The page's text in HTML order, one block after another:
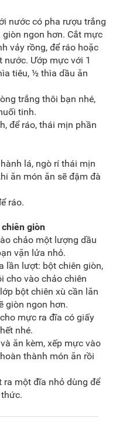
nước có pha rượu trắng
ngon hơn. Cắt mực
vảy rồng, để ráo hoặc
nước. Ướp mực với 1
tiêu, ½ thìa dầu ăn
trắng thôi bạn nhé,
tinh.
để ráo, thái mịn phần
lá, ngò rí thái mịn
ăn món ăn sẽ đậm đà
ráo.
giòn
chảo một lượng dầu
vặn lửa nhỏ.
lần lượt: bột chiên giòn,
cho vào chảo chiên
bột chiên xù cần lăn
giòn ngon hơn.
mực ra đĩa có giấy
nhé.
ăn kèm, xếp mực vào
thành món ăn rồi
ra một đĩa nhỏ dùng để